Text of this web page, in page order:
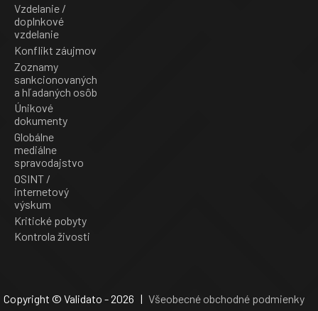
Vzdelanie /
doplnkové
vzdelanie
Konflikt záujmov
Zoznamy
sankcionovaných
a hľadaných osôb
Únikové
dokumenty
Globálne
mediálne
spravodajstvo
OSINT /
internetový
výskum
Kritické pobyty
Kontrola živosti
Copyright © Validato - 2026 | Všeobecné obchodné podmienky